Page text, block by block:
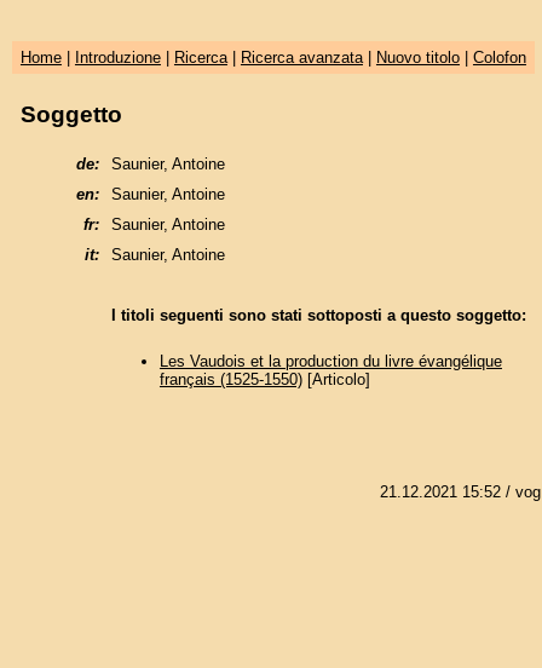
Home| Introduzione| Ricerca| Ricerca avanzata| Nuovo titolo| Colofon
Soggetto
de:
Saunier, Antoine
en:
Saunier, Antoine
fr:
Saunier, Antoine
it:
Saunier, Antoine
I titoli seguenti sono stati sottoposti a questo soggetto:
Les Vaudois et la production du livre évangélique
français (1525-1550)[Articolo]
21.12.2021 15:52/ vog